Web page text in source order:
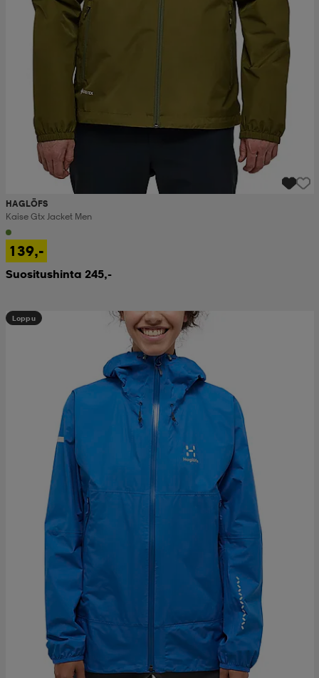
HAGLÖFS
Kaise Gtx Jacket Men
139,-
Suositushinta 245,-
Loppu